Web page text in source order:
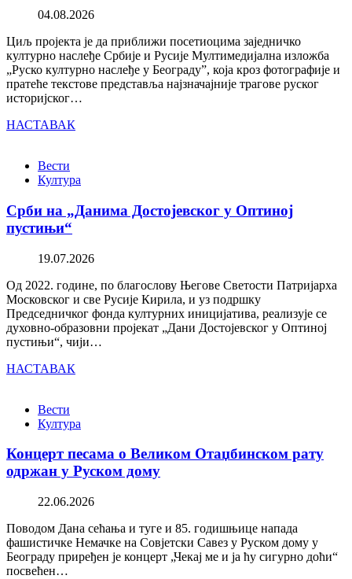
04.08.2026
Циљ пројекта је да приближи посетиоцима заједничко
културно наслеђе Србије и Русије Мултимедијална изложба
„Руско културно наслеђе у Београду”, која кроз фотографије и
пратеће текстове представља најзначајније трагове руског
историјског…
НАСТАВАК
Вести
Култура
Срби на „Данима Достојевског у Оптиној
пустињи“
19.07.2026
Од 2022. године, по благослову Његове Светости Патријарха
Московског и све Русије Кирила, и уз подршку
Председничког фонда културних иницијатива, реализује се
духовно-образовни пројекат „Дани Достојевског у Оптиној
пустињи“, чији…
НАСТАВАК
Вести
Култура
Концерт песама о Великом Отаџбинском рату
одржан у Руском дому
22.06.2026
Поводом Дана сећања и туге и 85. годишњице напада
фашистичке Немачке на Совјетски Савез у Руском дому у
Београду приређен је концерт „Чекај ме и ја ћу сигурно доћи“
посвећен…